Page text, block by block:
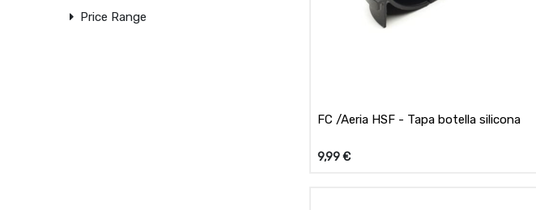
Price Range
FC /Aeria HSF - Tapa botella silicona
9,99€